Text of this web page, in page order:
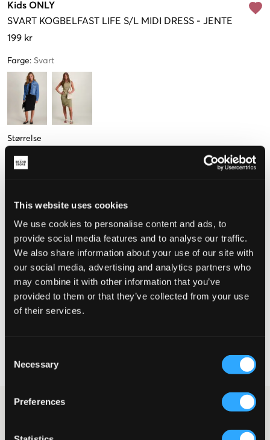
This website uses cookies
We use cookies to personalise content and ads, to
provide social media features and to analyse our traffic.
We also share information about your use of our site with
our social media, advertising and analytics partners who
may combine it with other information that you’ve
provided to them or that they’ve collected from your use
of their services.
Selection
Necessary
Preferences
Kids ONLY
SVART KOGBELFAST LIFE S/L MIDI DRESS - JENTE
199 kr
Farge: Svart
Størrelse
134-140
Opplevd størrelse
Liten Riktig Stor
STØRRELSESTABELL
VELG EN STØRRELSE
Retur- og bytterett i 60 dager
Svart ribbestrikket kjole fra Only. Kjolen har rund hals og en
Kjole